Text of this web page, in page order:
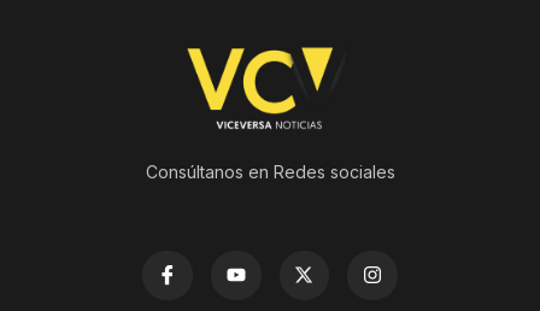
Consúltanos en Redes sociales